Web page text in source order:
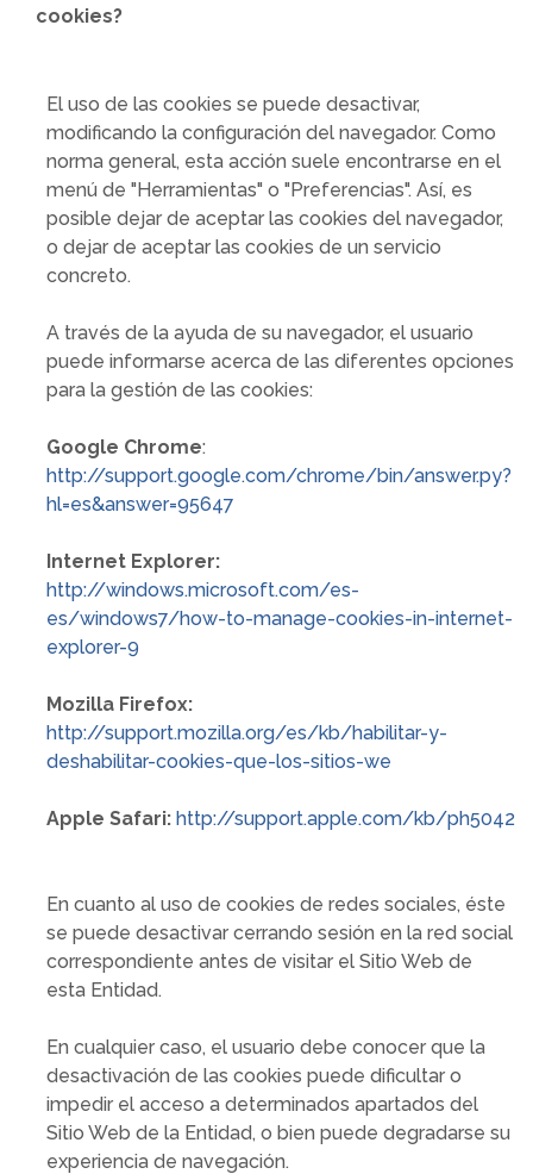
cookies?
El uso de las cookies se puede desactivar,
modificando la configuración del navegador. Como
norma general, esta acción suele encontrarse en el
menú de "Herramientas" o "Preferencias". Así, es
posible dejar de aceptar las cookies del navegador,
o dejar de aceptar las cookies de un servicio
concreto.
A través de la ayuda de su navegador, el usuario
puede informarse acerca de las diferentes opciones
para la gestión de las cookies:
Google Chrome:
http://support.google.com/chrome/bin/answer.py?
hl=es&answer=95647
Internet Explorer:
http://windows.microsoft.com/es-
es/windows7/how-to-manage-cookies-in-internet-
explorer-9
Mozilla Firefox:
http://support.mozilla.org/es/kb/habilitar-y-
deshabilitar-cookies-que-los-sitios-we
Apple Safari: http://support.apple.com/kb/ph5042
En cuanto al uso de cookies de redes sociales, éste
se puede desactivar cerrando sesión en la red social
correspondiente antes de visitar el Sitio Web de
esta Entidad.
En cualquier caso, el usuario debe conocer que la
desactivación de las cookies puede dificultar o
impedir el acceso a determinados apartados del
Sitio Web de la Entidad, o bien puede degradarse su
experiencia de navegación.